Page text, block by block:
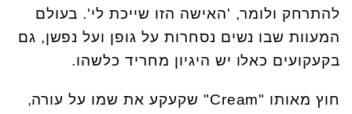
להתרחק ולומר, 'האישה הזו שייכת לי'. בעולם
המעוות שבו נשים נסחרות על גופן ועל נפשן, גם
בקעקועים כאלו יש היגיון מחריד כלשהו.
חוץ מאותו "Cream" שקעקע את שמו על עורה,